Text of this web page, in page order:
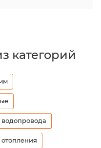
категорий